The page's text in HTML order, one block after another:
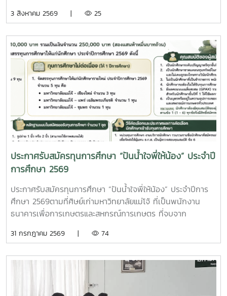
ฟ้าสิริวัณณวรี นารีรัตนราชกัญญา เพื่อสนับสนุนนักศึกษาที่มี
https://shorturl.at/E96sE
3 สิงหาคม 2569 | 25
ประกาศรับสมัครทุนการศึกษา “ปันน้ำใจพี่ให้น้อง” ประจำปี
การศึกษา 2569
ประกาศรับสมัครทุนการศึกษา “ปันน้ำใจพี่ให้น้อง” ประจำปีการ
ศึกษา 2569ตามที่ศิษย์เก่ามหาวิทยาลัยแม่โจ้ ที่เป็นพนักงาน
ธนาคารเพื่อการเกษตรและสหกรณ์การเกษตร ที่จบจาก
ศึกษา “ปันน้ำใจพี่ให้น้อง” ครั้งที่ 5 เพื่อสนับสนุนเป็นค่าครองชีพ
บาท รวมเป็นเงินจำนวน 250,000 บาท (สองแสนห้าหมื่นบาท
ถ้วน)โดยจัดสรรทุนการศึกษาให้แก่นักศึกษา ประจำปีการศึกษา
2569 ดังนี้ทุนการศึกษาต่อเนื่อง1. จัดสรรทุนการศึกษาต่อ
31 กรกฎาคม 2569 | 74